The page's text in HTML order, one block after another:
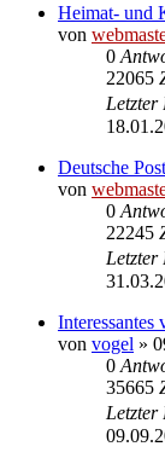
Heimat- und
von
0
22065
Letzter
Deutsche
von
0
22245
Letzter
Interessantes
von vogel »
0
35665
Letzter